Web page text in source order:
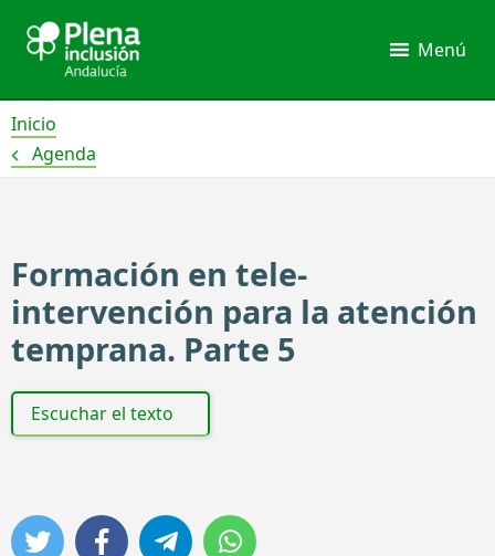
contenido
Menú
Inicio
Agenda
Formación en tele-
intervención para la atención
temprana. Parte 5
Escuchar el texto